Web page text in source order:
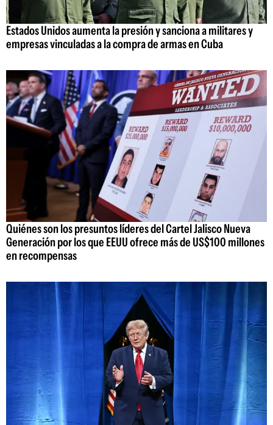
Estados Unidos aumenta la presión y sanciona a militares y
empresas vinculadas a la compra de armas en Cuba
Quiénes son los presuntos líderes del Cartel Jalisco Nueva
Generación por los que EEUU ofrece más de US$100 millones
en recompensas